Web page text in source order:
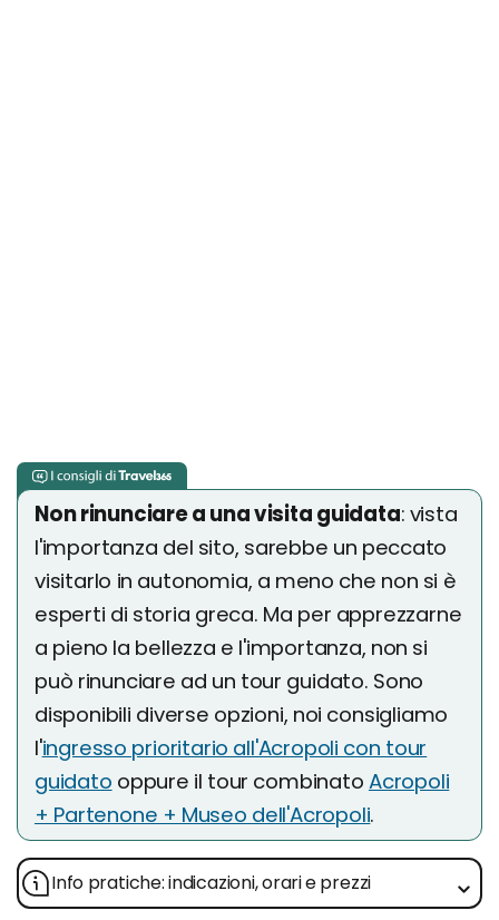
Non rinunciare a una visita guidata: vista
l'importanza del sito, sarebbe un peccato
visitarlo in autonomia, a meno che non si è
esperti di storia greca. Ma per apprezzarne
a pieno la bellezza e l'importanza, non si
può rinunciare ad un tour guidato. Sono
disponibili diverse opzioni, noi consigliamo
l'ingresso prioritario all'Acropoli con tour
guidato oppure il tour combinato Acropoli
+ Partenone + Museo dell'Acropoli.
Info pratiche: indicazioni, orari e prezzi